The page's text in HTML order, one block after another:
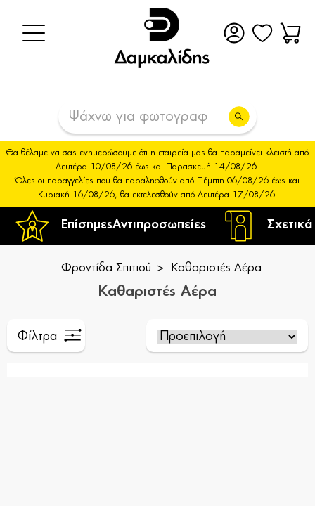
ΕπίσημεςΑντιπροσωπείες
Θα θέλαμε να σας ενημερώσουμε ότι η εταιρεία μας θα παραμείνει κλειστή από
Δευτέρα 10/08/26 έως και Παρασκευή 14/08/26.
Όλες οι παραγγελίες που θα παραληφθούν από Πέμπτη 06/08/26 έως και
Κυριακή 16/08/26, θα εκτελεσθούν από Δευτέρα 17/08/26.
Φροντίδα Σπιτιού Καθαριστές Αέρα
Καθαριστές Αέρα
Φίλτρα